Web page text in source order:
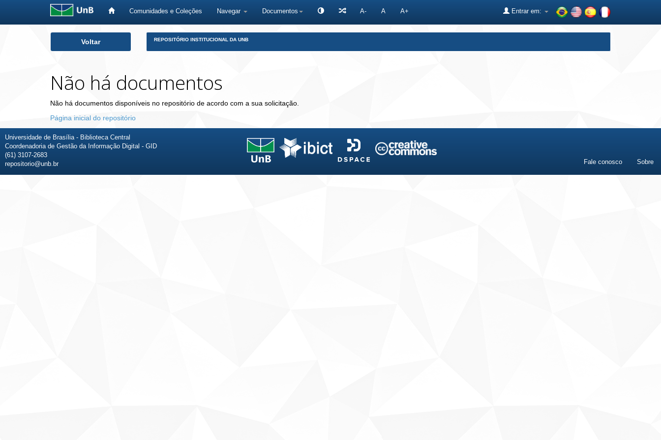
Comunidades e Coleções Navegar Documentos A- A A+ Entrar em:
Voltar REPOSITÓRIO INSTITUCIONAL DA UNB
Não há documentos
Não há documentos disponíveis no repositório de acordo com a sua solicitação.
Página inicial do repositório
Universidade de Brasília - Biblioteca Central
Coordenadoria de Gestão da Informação Digital - GID
(61) 3107-2683
repositorio@unb.br
Fale conosco Sobre